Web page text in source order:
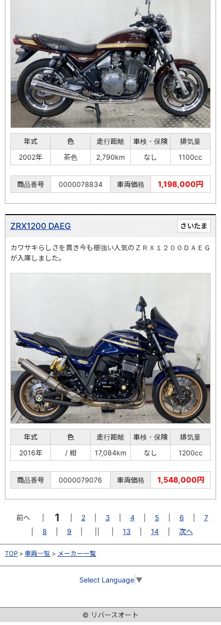
年式 色 走行距離 車検・保険
排気量
2002年
茶色 2,790km なし 1100cc
商品番号 0000078834 車両価格 1,198,000円
さいたま
ZRX1200 DAEG
カワサキらしさを貫き今も根強い人気のＺＲＸ１２００ＤＡＥＧ
が入庫しました。
年式 色 走行距離 車検・保険
排気量
2016年
/ 紺 17,084km なし 1200cc
商品番号 0000079076 車両価格 1,548,000円
前へ 1 2 3 4 5 6
7
8 9 13 14 次へ
TOP 車両一覧 メーカー一覧
Select Language ▼
© リバースオート